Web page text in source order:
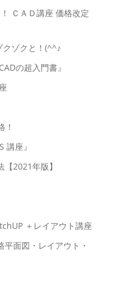
ＣＡＤ講座 価格改定
クゾクと！(^^♪
の超入門書』
！
講座』
2021年版】
＋レイアウト講座
面図・レイアウト・